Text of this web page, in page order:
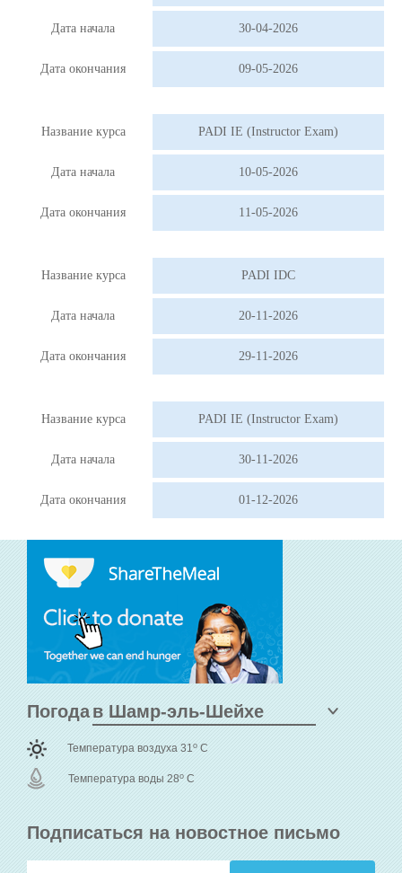
Дата начала 30-04-2026
Дата окончания 09-05-2026
Название курса PADI IE (Instructor Exam)
Дата начала 10-05-2026
Дата окончания 11-05-2026
Название курса PADI IDC
Дата начала 20-11-2026
Дата окончания 29-11-2026
Название курса PADI IE (Instructor Exam)
Дата начала 30-11-2026
Дата окончания 01-12-2026
Подписаться на новостное письмо
Погода
Температура воздуха 31o C
Температура воды 28o C